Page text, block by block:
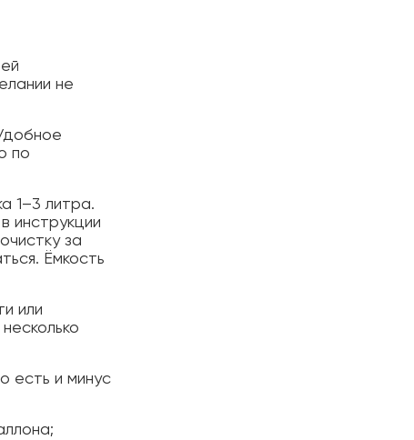
не
по
1–3 литра.
инструкции
за
Ёмкость
или
есть и минус